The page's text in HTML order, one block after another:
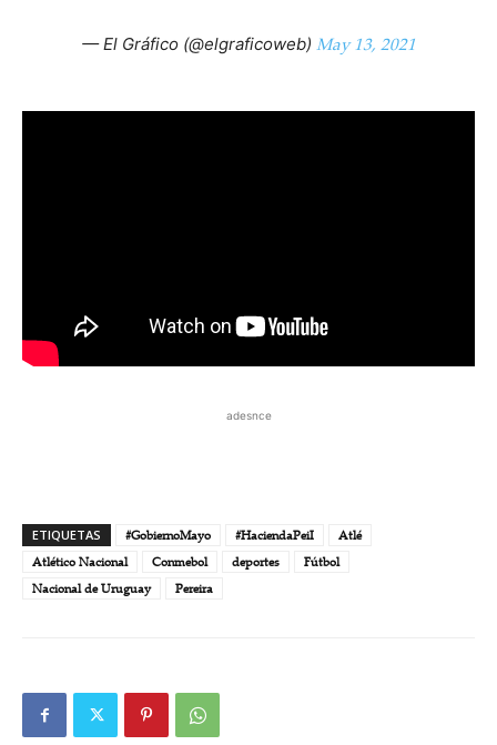
— El Gráfico (@elgraficoweb) May 13, 2021
adesnce
ETIQUETAS #GobiernoMayo #HaciendaPeiI
Atlé
Atlético Nacional
Conmebol deportes
Fútbol
Nacional de Uruguay
Pereira